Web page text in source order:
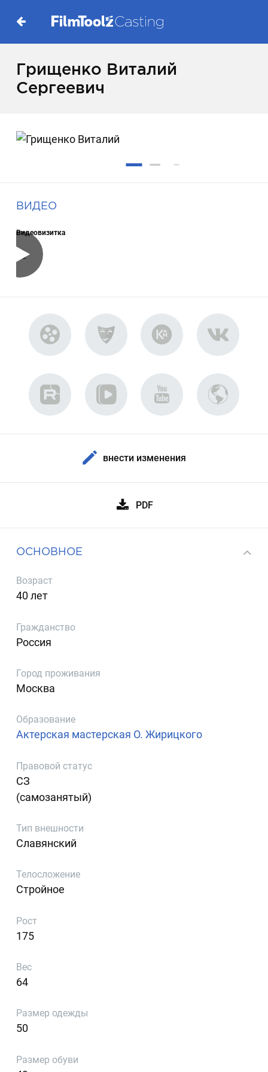
Грищенко Виталий
Сергеевич
ВИДЕО
Видеовизитка
внести изменения
PDF
ОСНОВНОЕ
Возраст
40 лет
Гражданство
Россия
Город проживания
Москва
Образование
Актерская мастерская О. Жирицкого
Правовой статус
СЗ
(самозанятый)
Тип внешности
Славянский
Телосложение
Стройное
Рост
175
Вес
64
Размер одежды
50
Размер обуви